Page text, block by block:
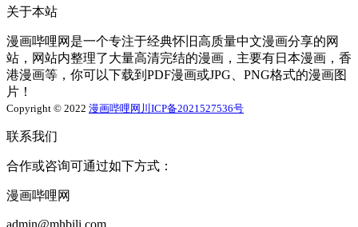
关于本站
漫画哔哩网是一个专注于经典怀旧高质量中文漫画分享的网
站，网站内整理了大量高清完结的漫画，主要有日本漫画，香
港漫画等，你可以下载到PDF漫画或JPG、PNG格式的漫画图
片！
Copyright © 2022 漫画哔哩网 川ICP备2021527536号
联系我们
合作或咨询可通过如下方式：
漫画哔哩网
admin@mhbili.com